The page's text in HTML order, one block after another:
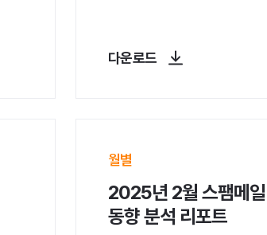
다운로드
월별
2025년 2월 스팸메일
동향 분석 리포트
료
제
공